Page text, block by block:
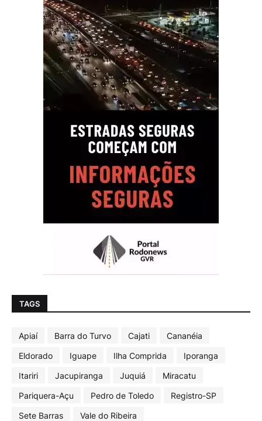
TAGS
Apiaí Barra do Turvo Cajati
Cananéia
Eldorado
Iguape Ilha Comprida
Iporanga
Itariri
Jacupiranga Juquiá
Miracatu
Pariquera-Açu
Pedro de Toledo
Registro-SP
Sete Barras
Vale do Ribeira